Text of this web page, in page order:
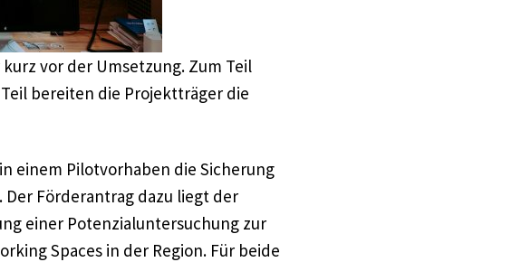
vor der Umsetzung. Zum Teil
bereiten die Projektträger die
einem Pilotvorhaben die Sicherung
Förderantrag dazu liegt der
einer Potenzialuntersuchung zur
Spaces in der Region. Für beide